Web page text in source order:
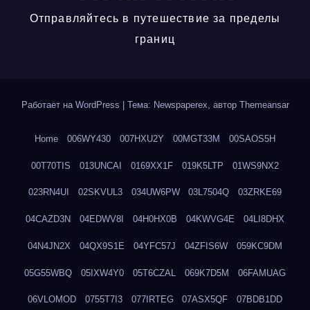
Отправляйтесь в путешествие за пределы
границ
Работает на WordPress Тема: Newspaperex, автор Themeansar
Home 006WY430 007HXU2Y 00MGT33M 00SAOS5H
00T70TIS 013UNCAI 0169XX1F 019K5LTP 01WS9NX2
023RN4UI 02SKVUL3 034UW6PW 03L7504Q 03ZRKE69
04CAZD3N 04EDWV8I 04H0HX0B 04KWVG4E 04LI8DHX
04N4JN2X 04QX9S1E 04YFC57J 04ZFIS6W 059KC9DM
05G55WBQ 05IXW4Y0 05T6CZAL 069K7D5M 06FAMUAG
06VLOMOD 0755T7I3 077IRTEG 07ASX5QF 07BDB1DD